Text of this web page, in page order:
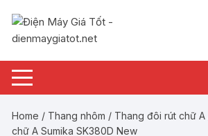
nội
Home / Thang nhôm / Thang đôi rút chữ A
chữ A Sumika SK380D New